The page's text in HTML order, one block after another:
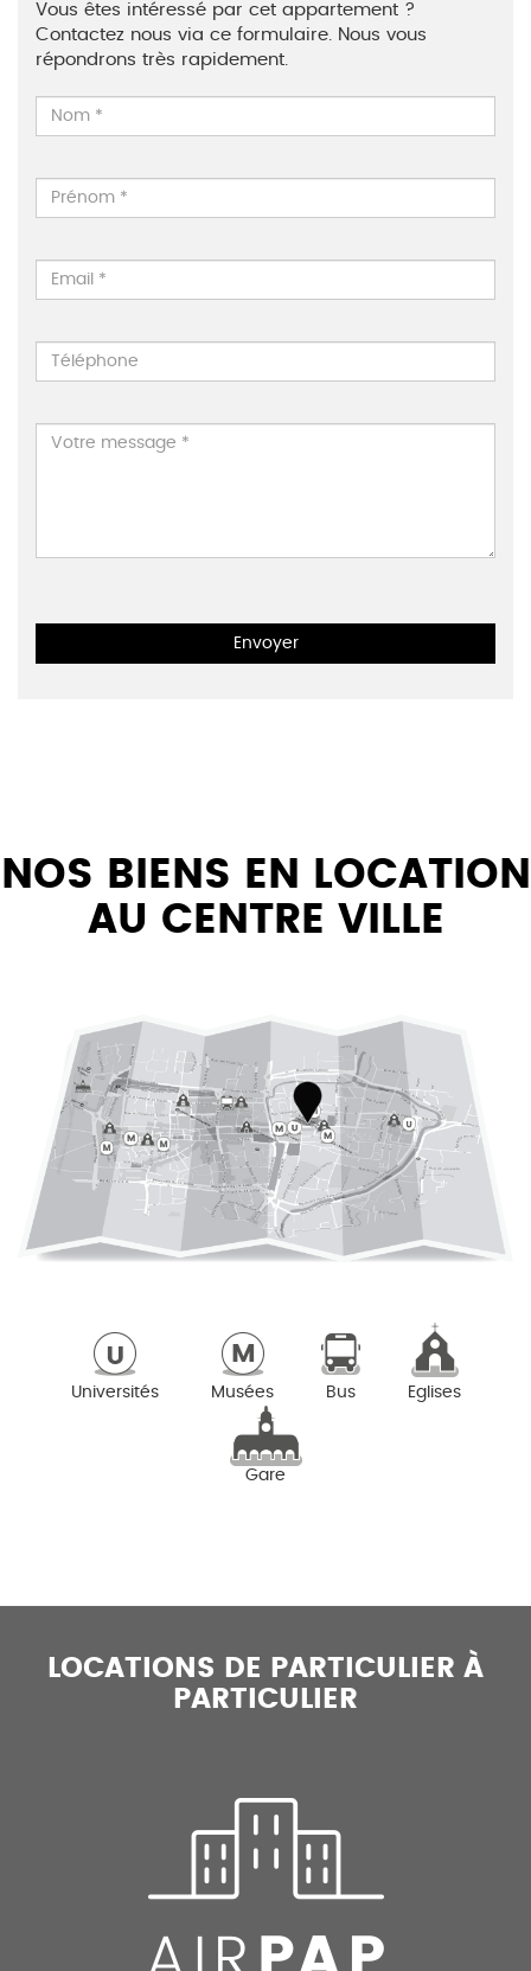
Vous êtes intéressé par cet appartement ?
Contactez nous via ce formulaire. Nous vous
répondrons très rapidement.
Envoyer
NOS BIENS EN LOCATION
AU CENTRE VILLE
Universités Musées Bus Eglises
Gare
LOCATIONS DE PARTICULIER À
PARTICULIER